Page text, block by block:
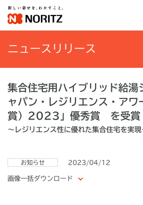
ニュースリリース
集合住宅用ハイブリッド給湯
ャパン・レジリエンス・アワ
賞）2023」優秀賞 を受賞
～レジリエンス性に優れた集合住宅を実現
お知らせ 2023/04/12
画像一括ダウンロード